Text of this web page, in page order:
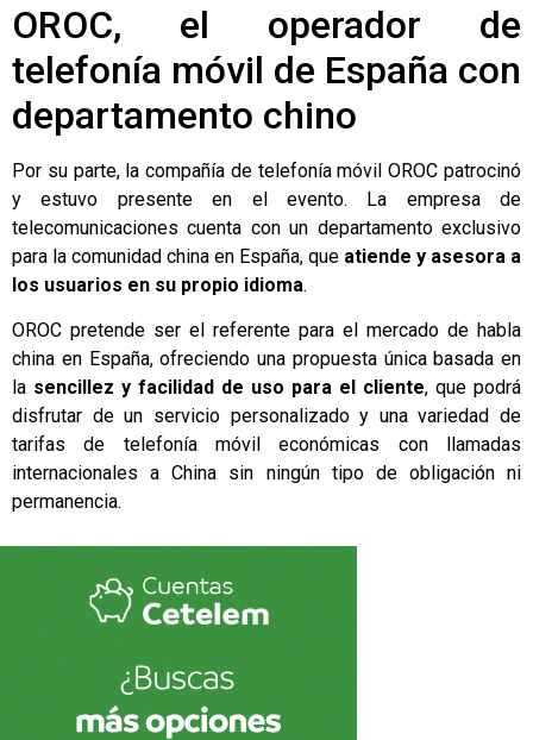
OROC, el operador de
telefonía móvil de España con
departamento chino
Por su parte, la compañía de telefonía móvil OROC patrocinó
y estuvo presente en el evento. La empresa de
telecomunicaciones cuenta con un departamento exclusivo
para la comunidad china en España, que atiende y asesora a
los usuarios en su propio idioma.
OROC pretende ser el referente para el mercado de habla
china en España, ofreciendo una propuesta única basada en
la sencillez y facilidad de uso para el cliente, que podrá
disfrutar de un servicio personalizado y una variedad de
tarifas de telefonía móvil económicas con llamadas
internacionales a China sin ningún tipo de obligación ni
permanencia.